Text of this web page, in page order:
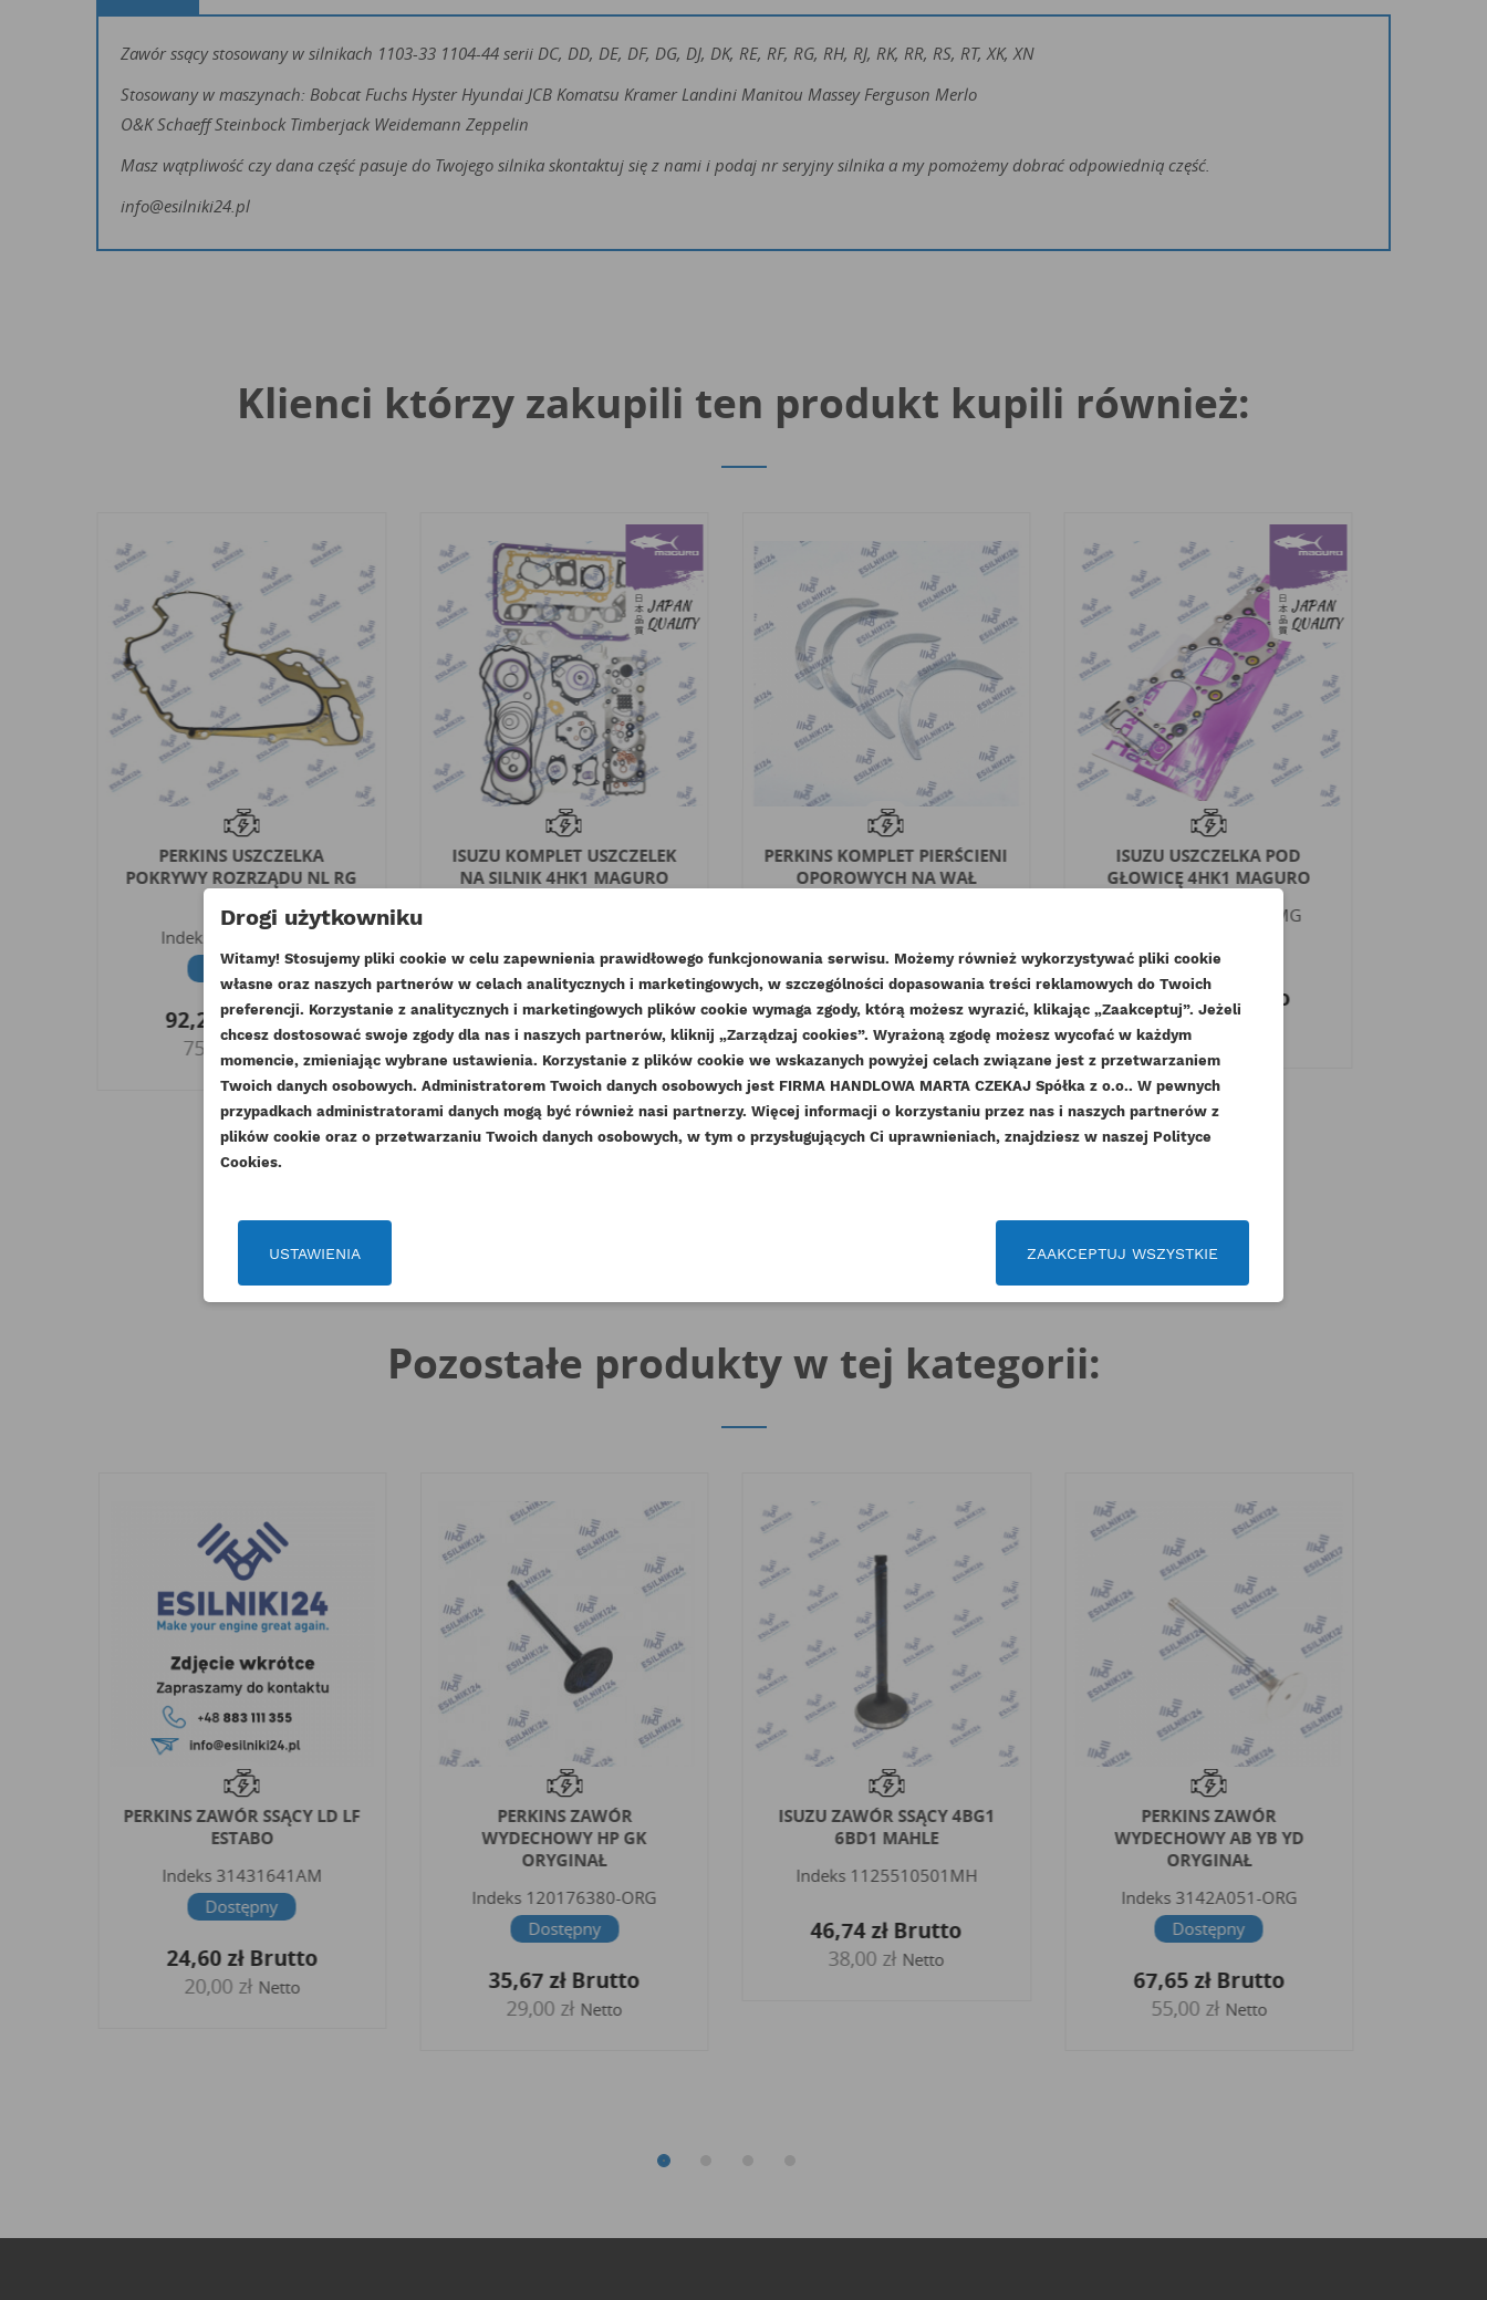
DODAJ DO LISTY ŻYCZEŃ
UTWÓRZ LISTĘ ŻYCZEŃ
NAZWA LISTY ŻYCZEŃ
ZALOGUJ SIĘ
Musisz być zalogowany by zapisać produkty na swojej liście życzeń.
Zawór ssący stosowany w silnikach 1103-33 1104-44 serii DC, DD, DE, DF, DG, DJ, DK, RE, RF, RG, RH, RJ, RK, RR, RS, RT, XK, XN
Stosowany w maszynach: Bobcat Fuchs Hyster Hyundai JCB Komatsu Kramer Landini Manitou Massey Ferguson Merlo
O&K Schaeff Steinbock Timberjack Weidemann Zeppelin
Masz wątpliwość czy dana część pasuje do Twojego silnika skontaktuj się z nami i podaj nr seryjny silnika a my pomożemy dobrać odpowiednią część.
info@esilniki24.pl
Klienci którzy zakupili ten produkt kupili również:
PERKINS USZCZELKA
POKRYWY ROZRZĄDU NL RG
Indeks
3681P046-GS
Dostępny
92,25 złBrutto
75,00 zł
ISUZU KOMPLET USZCZELEK
NA SILNIK 4HK1 MAGURO
1 044,27 złBrutto
849,00 zł Netto
PERKINS KOMPLET PIERŚCIENI
OPOROWYCH NA WAŁ
Dostępny
49,20 złBrutto
40,00 zł Netto
ISUZU USZCZELKA POD
GŁOWICĘ 4HK1 MAGURO
8981142560-MG
232,47 zł Brutto
189,00 zł
Pozostałe produkty w tej kategorii:
PERKINS ZAWÓR SSĄCY LD LF
ESTABO
Indeks 31431641AM
Dostępny
24,60 złBrutto
20,00 zł Netto
PERKINS ZAWÓR
WYDECHOWY HP GK
ORYGINAŁ
Indeks 120176380-ORG
Dostępny
35,67 złBrutto
29,00 zł Netto
ISUZU ZAWÓR SSĄCY 4BG1
6BD1 MAHLE
Indeks 1125510501MH
46,74 złBrutto
38,00 zł Netto
PERKINS ZAWÓR
WYDECHOWY AB YB YD
ORYGINAŁ
Indeks 3142A051-ORG
Dostępny
67,65 złBrutto
55,00 zł Netto
Drogi użytkowniku
Witamy! Stosujemy pliki cookie w celu zapewnienia prawidłowego funkcjonowania serwisu. Możemy również wykorzystywać pliki cookie
własne oraz naszych partnerów w celach analitycznych i marketingowych, w szczególności dopasowania treści reklamowych do Twoich
preferencji. Korzystanie z analitycznych i marketingowych plików cookie wymaga zgody, którą możesz wyrazić, klikając „Zaakceptuj”. Jeżeli
chcesz dostosować swoje zgody dla nas i naszych partnerów, kliknij „Zarządzaj cookies”. Wyrażoną zgodę możesz wycofać w każdym
momencie, zmieniając wybrane ustawienia. Korzystanie z plików cookie we wskazanych powyżej celach związane jest z przetwarzaniem
Twoich danych osobowych. Administratorem Twoich danych osobowych jest FIRMA HANDLOWA MARTA CZEKAJ Spółka z o.o.. W pewnych
przypadkach administratorami danych mogą być również nasi partnerzy. Więcej informacji o korzystaniu przez nas i naszych partnerów z
plików cookie oraz o przetwarzaniu Twoich danych osobowych, w tym o przysługujących Ci uprawnieniach, znajdziesz w naszej Polityce
Cookies.
USTAWIENIA ZAAKCEPTUJ WSZYSTKIE